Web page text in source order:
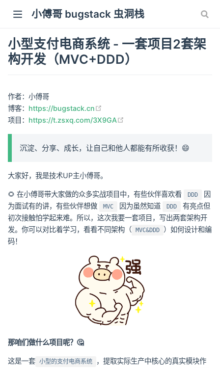
小傅哥 bugstack 虫洞栈
小型支付电商系统 - 一套项目2套架
构开发（MVC+DDD）
作者：小傅哥
博客： https://bugstack.cn
项目： https://t.zsxq.com/3X9GA
沉淀、分享、成长，让自己和他人都能有所收获！😄
大家好，我是技术UP主小傅哥。
🌻 在小傅哥带大家做的众多实战项目中，有些伙伴喜欢看 DDD
因
为面试有的讲，有些伙伴想做
MVC 因为虽然知道 DDD
有亮点但
初次接触怕学起来难。所以，这次我要一套项目，写出两套架构开
发。你可以对比着学习，看看不同架构（
MVC&DDD
）如何设计和编
码！
那咱们做什么项目呢？🤔
这是一套 小型的支付电商系统
，提取实际生产中核心的真实模块作